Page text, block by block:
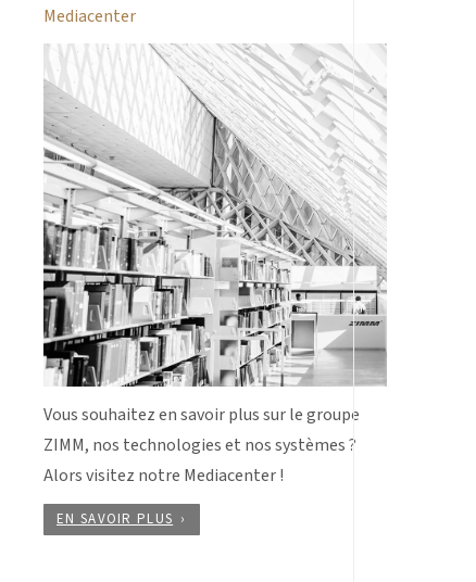
Mediacenter
Vous souhaitez en savoir plus sur le groupe
ZIMM, nos technologies et nos systèmes ?
Alors visitez notre Mediacenter !
EN SAVOIR PLUS